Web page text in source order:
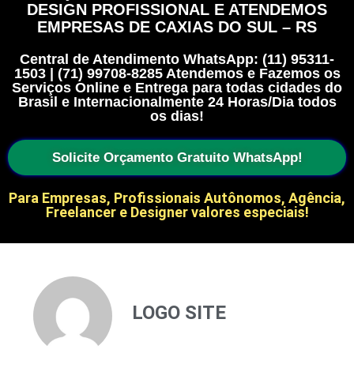
DESIGN PROFISSIONAL E ATENDEMOS
EMPRESAS DE CAXIAS DO SUL – RS
Central de Atendimento WhatsApp: (11) 95311-
1503 | (71) 99708-8285 Atendemos e Fazemos os
Serviços Online e Entrega para todas cidades do
Brasil e Internacionalmente 24 Horas/Dia todos
os dias!
Solicite Orçamento Gratuito WhatsApp!
Para Empresas, Profissionais Autônomos, Agência,
Freelancer e Designer valores especiais!
LOGO SITE